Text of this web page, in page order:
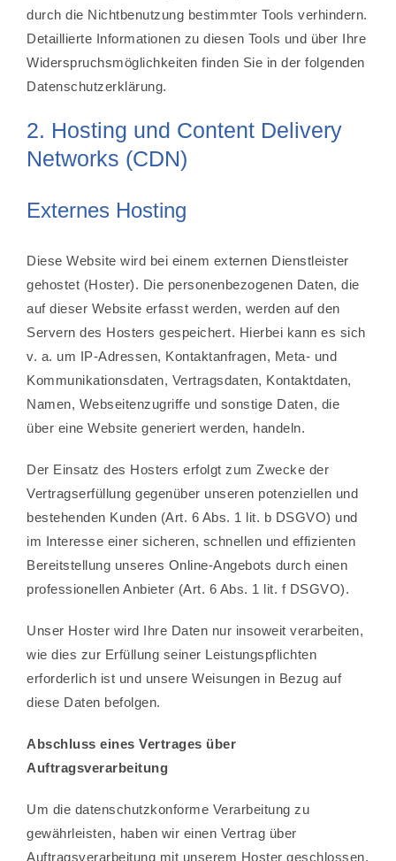
durch die Nichtbenutzung bestimmter Tools verhindern.
Detaillierte Informationen zu diesen Tools und über Ihre
Widerspruchsmöglichkeiten finden Sie in der folgenden
Datenschutzerklärung.
2. Hosting und Content Delivery
Networks (CDN)
Externes Hosting
Diese Website wird bei einem externen Dienstleister
gehostet (Hoster). Die personenbezogenen Daten, die
auf dieser Website erfasst werden, werden auf den
Servern des Hosters gespeichert. Hierbei kann es sich
v. a. um IP-Adressen, Kontaktanfragen, Meta- und
Kommunikationsdaten, Vertragsdaten, Kontaktdaten,
Namen, Webseitenzugriffe und sonstige Daten, die
über eine Website generiert werden, handeln.
Der Einsatz des Hosters erfolgt zum Zwecke der
Vertragserfüllung gegenüber unseren potenziellen und
bestehenden Kunden (Art. 6 Abs. 1 lit. b DSGVO) und
im Interesse einer sicheren, schnellen und effizienten
Bereitstellung unseres Online-Angebots durch einen
professionellen Anbieter (Art. 6 Abs. 1 lit. f DSGVO).
Unser Hoster wird Ihre Daten nur insoweit verarbeiten,
wie dies zur Erfüllung seiner Leistungspflichten
erforderlich ist und unsere Weisungen in Bezug auf
diese Daten befolgen.
Abschluss eines Vertrages über
Auftragsverarbeitung
Um die datenschutzkonforme Verarbeitung zu
gewährleisten, haben wir einen Vertrag über
Auftragsverarbeitung mit unserem Hoster geschlossen.